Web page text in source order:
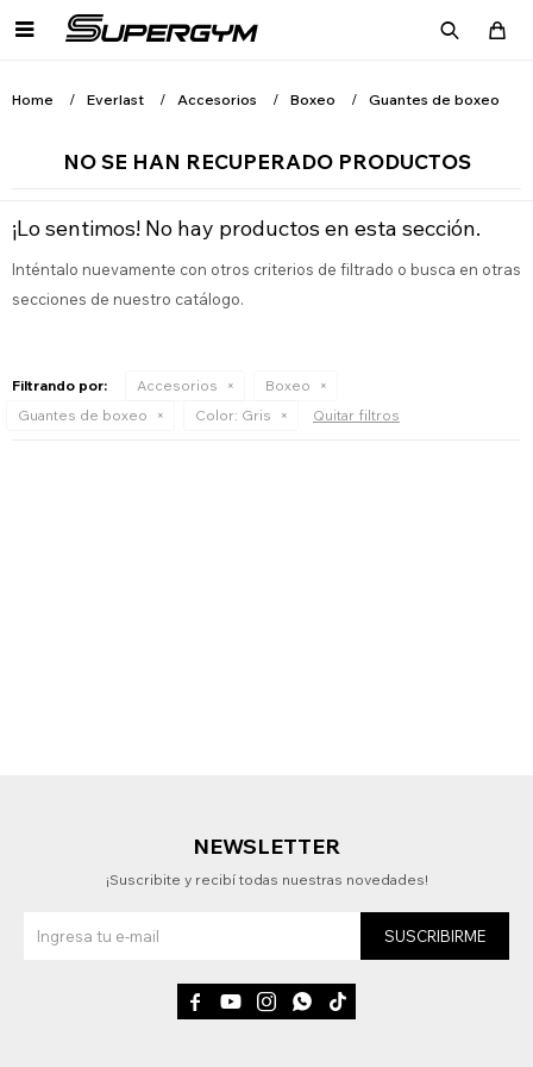

Home Everlast Accesorios Boxeo Guantes de boxeo
NO SE HAN RECUPERADO PRODUCTOS
¡Lo sentimos! No hay productos en esta sección.
Inténtalo nuevamente con otros criterios de filtrado o busca en otras
secciones de nuestro catálogo.
Filtrando por: Accesorios
Boxeo
Guantes de boxeo
Color: Gris Quitar filtros
NEWSLETTER
¡Suscribite y recibí todas nuestras novedades!
SUSCRIBIRME
    